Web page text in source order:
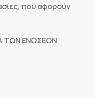
που αφορούν
ΤΩΝ ΕΝΩΣΕΩΝ